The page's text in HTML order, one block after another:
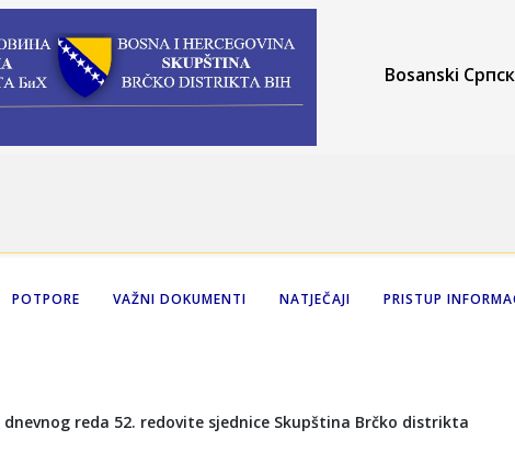
Bosanski
POTPORE VAŽNI DOKUMENTI NATJEČAJI PRISTUP